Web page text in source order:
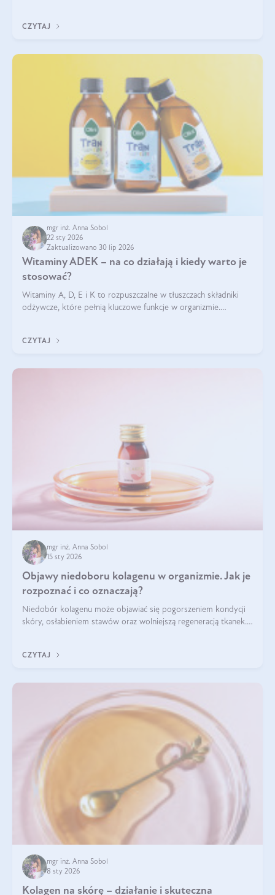
robić?
CZYTAJ
mgr inż. Anna Sobol
22 sty 2026
Zaktualizowano 30 lip 2026
Witaminy ADEK – na co działają i kiedy warto je
stosować?
Witaminy A, D, E i K to rozpuszczalne w tłuszczach składniki
odżywcze, które pełnią kluczowe funkcje w organizmie.
CZYTAJ
mgr inż. Anna Sobol
15 sty 2026
Objawy niedoboru kolagenu w organizmie. Jak je
rozpoznać i co oznaczają?
Niedobór kolagenu może objawiać się pogorszeniem kondycji
skóry, osłabieniem stawów oraz wolniejszą regeneracją tkanek.
osłabienie włosów.
CZYTAJ
mgr inż. Anna Sobol
8 sty 2026
Kolagen na skórę – działanie i skuteczna